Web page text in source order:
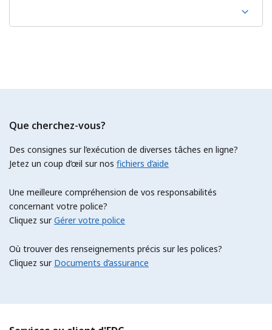
Que cherchez-vous?
Des consignes sur l’exécution de diverses tâches en ligne?
Jetez un coup d’œil sur nos fichiers d’aide
Une meilleure compréhension de vos responsabilités
concernant votre police?
Cliquez surGérer votre police
Où trouver des renseignements précis sur les polices?
Cliquez sur Documents d’assurance